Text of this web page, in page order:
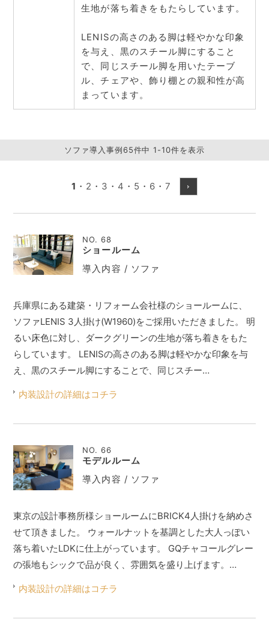
生地が落ち着きをもたらしています。
LENISの高さのある脚は軽やかな印象
を与え、黒のスチール脚にすること
で、同じスチール脚を用いたテーブ
ル、チェアや、飾り棚との親和性が高
まっています。
ソファ導入事例65件中 1-10件を表示
1 ・ 2 ・ 3 ・ 4 ・ 5 ・ 6 ・7
NO. 68
ショールーム
導入内容 / ソファ
内装設計の詳細はコチラ
兵庫県にある建築・リフォーム会社様のショールームに、
ソファLENIS 3人掛け(W1960)をご採用いただきました。 明
るい床色に対し、ダークグリーンの生地が落ち着きをもた
らしています。 LENISの高さのある脚は軽やかな印象を与
え、黒のスチール脚にすることで、同じスチー…
NO. 66
モデルルーム
導入内容 / ソファ
内装設計の詳細はコチラ
東京の設計事務所様ショールームにBRICK4人掛けを納めさ
せて頂きました。 ウォールナットを基調とした大人っぽい
落ち着いたLDKに仕上がっています。 GQチャコールグレー
の張地もシックで品が良く、雰囲気を盛り上げます。…